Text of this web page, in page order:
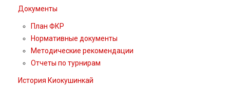
Документы
План ФКР
Нормативные документы
Методические рекомендации
Отчеты по турнирам
История Киокушинкай